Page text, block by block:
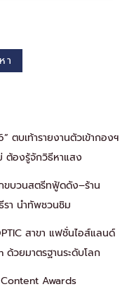
า
ตบเท้ารายงานตัวเข้ากองฯ
ต้องรู้จักวิธีหาแสง
ขบวนสตรีทฟู้ดดัง–ร้าน
า นำทัพชวนชิม
สาขา แฟชั่นไอส์แลนด์
วยมาตรฐานระดับโลก
Awards